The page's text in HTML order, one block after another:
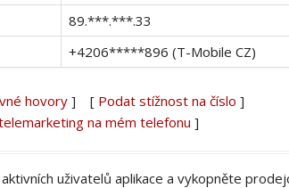
89.***.***.33
+4206*****896 (T-Mobile CZ)
hovory] [ Podat stížnost na číslo ]
na mém telefonu ]
aktivních uživatelů aplikace a vykopněte